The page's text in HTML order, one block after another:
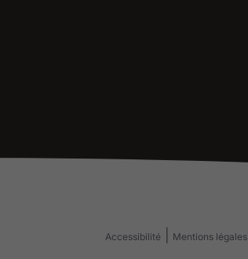
Accessibilité Mentions légales